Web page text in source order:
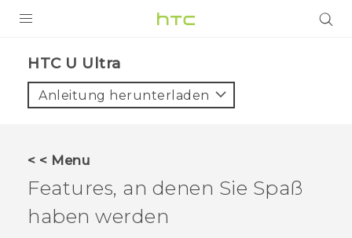
VIVE
VIVERSE
HTC U Ultra‎
Anleitung herunterladen
< < Menu
Features, an denen Sie Spaß
haben werden